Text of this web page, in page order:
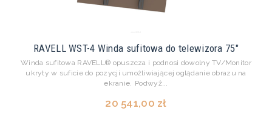
RAVELL WST-4 Winda sufitowa do telewizora 75"
Winda sufitowa RAVELL® opuszcza i podnosi dowolny TV/Monitor
ukryty w suficie do pozycji umożliwiającej oglądanie obrazu na
ekranie. Podwyż...
20 541,00 zł